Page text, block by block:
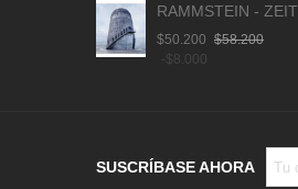
RAMMSTEIN - ZEIT
$50.200 $58.200
-$8.000
SUSCRÍBASE AHORA